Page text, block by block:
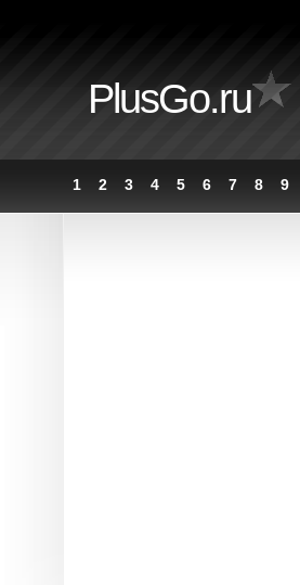
PlusGo.ru
1 2 3 4 5 6 7 8 9